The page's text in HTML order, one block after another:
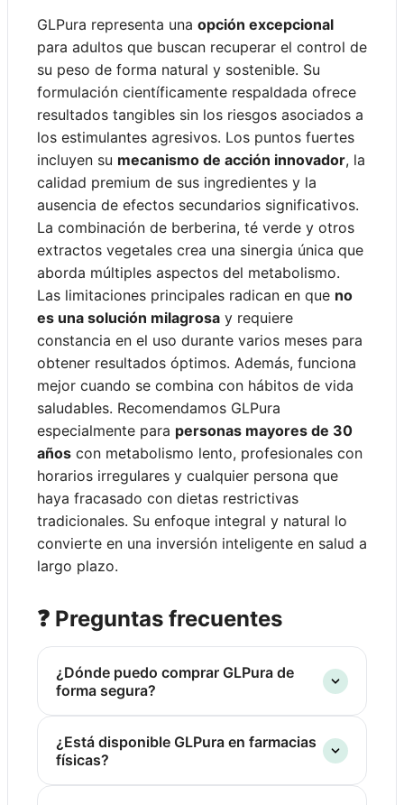
GLPura representa una opción excepcional
para adultos que buscan recuperar el control de
su peso de forma natural y sostenible. Su
formulación científicamente respaldada ofrece
resultados tangibles sin los riesgos asociados a
los estimulantes agresivos. Los puntos fuertes
incluyen su mecanismo de acción innovador, la
calidad premium de sus ingredientes y la
ausencia de efectos secundarios significativos.
La combinación de berberina, té verde y otros
extractos vegetales crea una sinergia única que
aborda múltiples aspectos del metabolismo.
Las limitaciones principales radican en que no
es una solución milagrosa y requiere
constancia en el uso durante varios meses para
obtener resultados óptimos. Además, funciona
mejor cuando se combina con hábitos de vida
saludables. Recomendamos GLPura
especialmente para personas mayores de 30
años con metabolismo lento, profesionales con
horarios irregulares y cualquier persona que
haya fracasado con dietas restrictivas
tradicionales. Su enfoque integral y natural lo
convierte en una inversión inteligente en salud a
largo plazo.
❓ Preguntas frecuentes
¿Dónde puedo comprar GLPura de
forma segura?
través del sitio web oficial del fabricante
para garantizar la autenticidad del
¿Está disponible GLPura en farmacias
físicas?